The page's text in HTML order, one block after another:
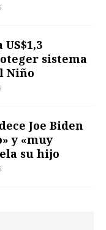
sistema
Niño
Joe Biden
y «muy
su hijo